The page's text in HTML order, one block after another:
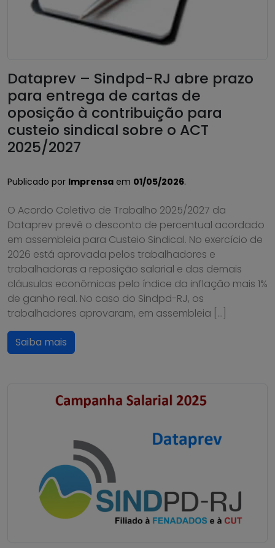
Dataprev – Sindpd-RJ abre prazo
para entrega de cartas de
oposição à contribuição para
custeio sindical sobre o ACT
2025/2027
Publicado por Imprensa em 01/05/2026.
O Acordo Coletivo de Trabalho 2025/2027 da
Dataprev prevê o desconto de percentual acordado
em assembleia para Custeio Sindical. No exercício de
2026 está aprovada pelos trabalhadores e
trabalhadoras a reposição salarial e das demais
cláusulas econômicas pelo índice da inflação mais 1%
de ganho real. No caso do Sindpd-RJ, os
trabalhadores aprovaram, em assembleia […]
Saiba mais